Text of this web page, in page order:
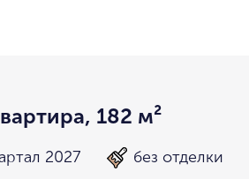
30-50 миллионов
на Патриарших
182 м²
2027 без отделки